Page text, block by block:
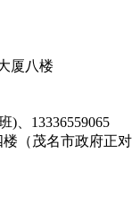
厦八楼
)、13336559065
（茂名市政府正对